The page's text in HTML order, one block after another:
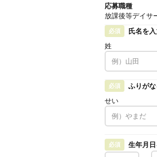
応募職種
放課後等デイサ
必須
氏名を
姓
必須
ふりがな
せい
必須 生年月日